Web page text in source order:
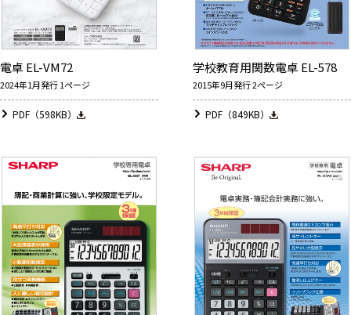
電卓 EL-VM72
2024年1月発行 1ページ
PDF（598KB）
学校教育用関数電卓 EL-578
2015年9月発行 2ページ
PDF（849KB）